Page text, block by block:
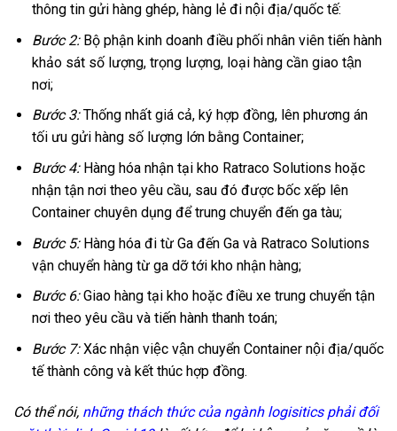
thông tin gửi hàng ghép, hàng lẻ đi nội địa/quốc tế:
Bước 2:Bộ phận kinh doanh điều phối nhân viên tiến hành
khảo sát số lượng, trọng lượng, loại hàng cần giao tận
nơi;
Bước 3:Thống nhất giá cả, ký hợp đồng, lên phương án
tối ưu gửi hàng số lượng lớn bằng Container;
Bước 4:Hàng hóa nhận tại kho Ratraco Solutions hoặc
nhận tận nơi theo yêu cầu, sau đó được bốc xếp lên
Container chuyên dụng để trung chuyển đến ga tàu;
Bước 5:Hàng hóa đi từ Ga đến Ga và Ratraco Solutions
vận chuyển hàng từ ga dỡ tới kho nhận hàng;
Bước 6:Giao hàng tại kho hoặc điều xe trung chuyển tận
nơi theo yêu cầu và tiến hành thanh toán;
Bước 7:Xác nhận việc vận chuyển Container nội địa/quốc
tế thành công và kết thúc hợp đồng.
Có thể nói, những thách thức của ngành logisitics phải đối